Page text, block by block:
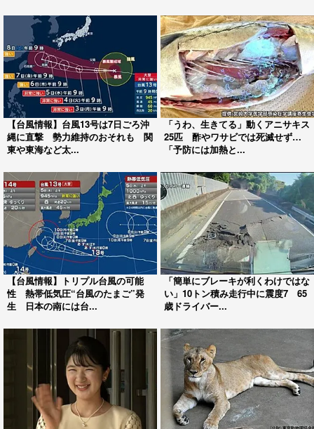
【台風情報】台風13号は7日ごろ沖
縄に直撃 勢力維持のおそれも 関
東や東海など太...
「うわ、生きてる」動くアニサキス
25匹 酢やワサビでは死滅せず…
「予防には加熱と...
【台風情報】トリプル台風の可能
性 熱帯低気圧“台風のたまご”発
生 日本の南には台...
「簡単にブレーキが利くわけではな
い」10トン積み走行中に震度7 65
歳ドライバー...